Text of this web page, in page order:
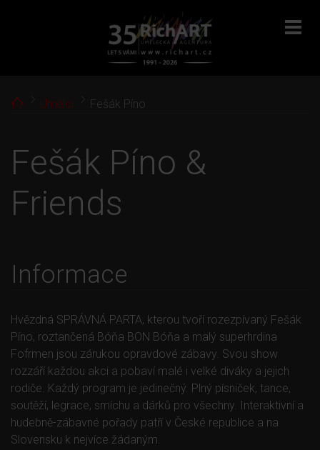
HomeUmělci Fešák Píno
Fešák Píno &
Friends
Informace
Hvězdná SPRÁVNÁ PARTA, kterou tvoří rozezpívaný Fešák
Píno, roztančená Bóňa BON Bóňa a malý superhrdina
Fofrmen jsou zárukou opravdové zábavy. Svou show
rozzáří každou akci a pobaví malé i velké diváky a jejich
rodiče. Každý program je jedinečný. Plný písniček, tance,
soutěží, legrace, smíchu a dárků pro všechny. Interaktivní a
hudebně-zábavné pořady patří v České republice a na
Slovensku k nejvíce žádaným.